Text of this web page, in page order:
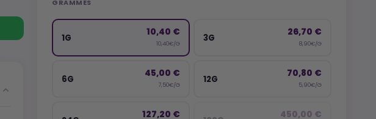
GRAMMES
1G 10,40 €
10,40€/G 3G 26,70 €
8,90€/G
6G 45,00 €
7,50€/G 12G 70,80 €
5,90€/G
127,20 € 450,00 €